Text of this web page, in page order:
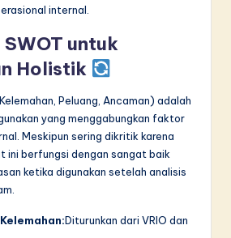
internal.
untuk
Holistik
Peluang, Ancaman) adalah
yang menggabungkan faktor
Meskipun sering dikritik karena
ini berfungsi dengan sangat baik
ketika digunakan setelah analisis
Diturunkan dari VRIO dan